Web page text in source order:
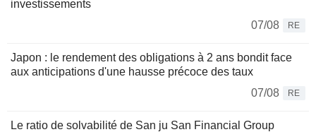
investissements
07/08
RE
Japon : le rendement des obligations à 2 ans bondit face
aux anticipations d'une hausse précoce des taux
07/08
RE
Le ratio de solvabilité de San ju San Financial Group